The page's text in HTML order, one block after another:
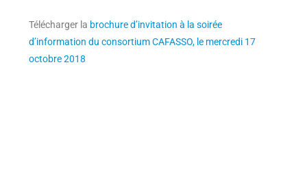
Télécharger la brochure d’invitation à la soirée
d’information du consortium CAFASSO, le mercredi 17
octobre 2018